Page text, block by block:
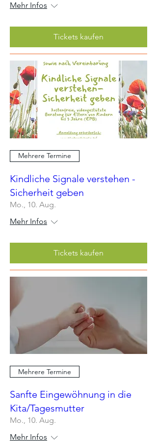
Mehr Infos
Tickets kaufen
Mehrere Termine
Kindliche Signale verstehen -
Sicherheit geben
Mo., 10. Aug.
Mehr Infos
Tickets kaufen
Mehrere Termine
Sanfte Eingewöhnung in die
Kita/Tagesmutter
Mo., 10. Aug.
Mehr Infos